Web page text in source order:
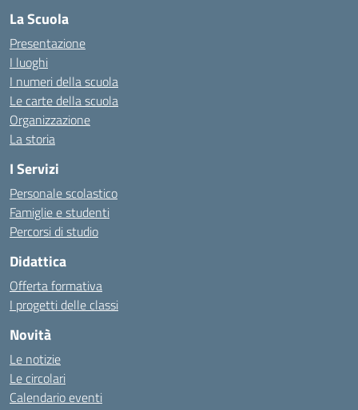
La Scuola
Presentazione
I luoghi
I numeri della scuola
Le carte della scuola
Organizzazione
La storia
I Servizi
Personale scolastico
Famiglie e studenti
Percorsi di studio
Didattica
Offerta formativa
I progetti delle classi
Novità
Le notizie
Le circolari
Calendario eventi